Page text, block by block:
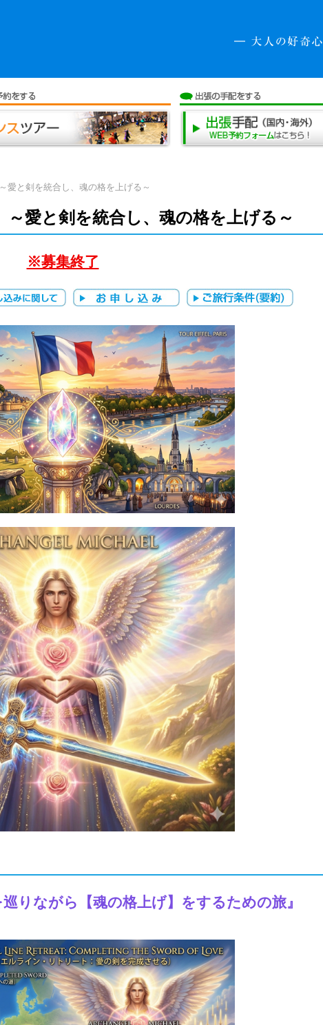
愛と剣を統合し、魂の格を上げる～
愛と剣を統合し、魂の格を上げる～
※募集終了
りながら【魂の格上げ】をするための旅』